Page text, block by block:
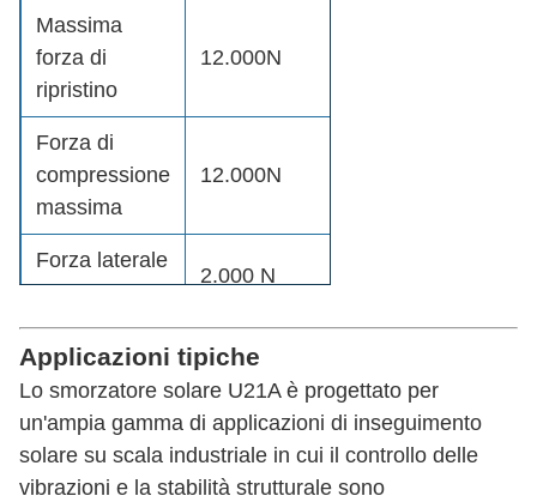
Massima
forza di
ripristino
12.000N
Forza di
compressione
massima
12.000N
Forza laterale
massima
2.000 N
Velocità di
smorzamento
42mm/s
Grado di
protezione
IP66
Applicazioni tipiche
Lo smorzatore solare U21A è progettato per
un'ampia gamma di applicazioni di inseguimento
solare su scala industriale in cui il controllo delle
vibrazioni e la stabilità strutturale sono